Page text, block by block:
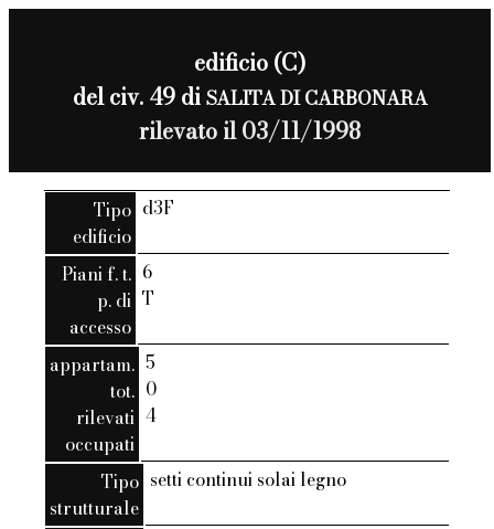
edificio (C)
del civ. 49 diSALITA DI CARBONARA
rilevato il 03/11/1998
Tipo
edificio
d3F
Piani f. t.
p. di
accesso
6
T
appartam.
tot.
rilevati
occupati
5
0
4
Tipo
strutturale
setti continui solai legno